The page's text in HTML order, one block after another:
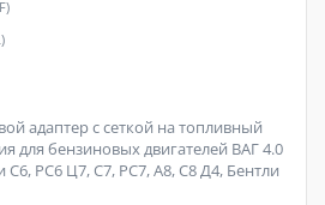
адаптер с сеткой на топливный
для бензиновых двигателей ВАГ 4.0
C6, РС6 Ц7, C7, РС7, А8, С8 Д4, Бентли